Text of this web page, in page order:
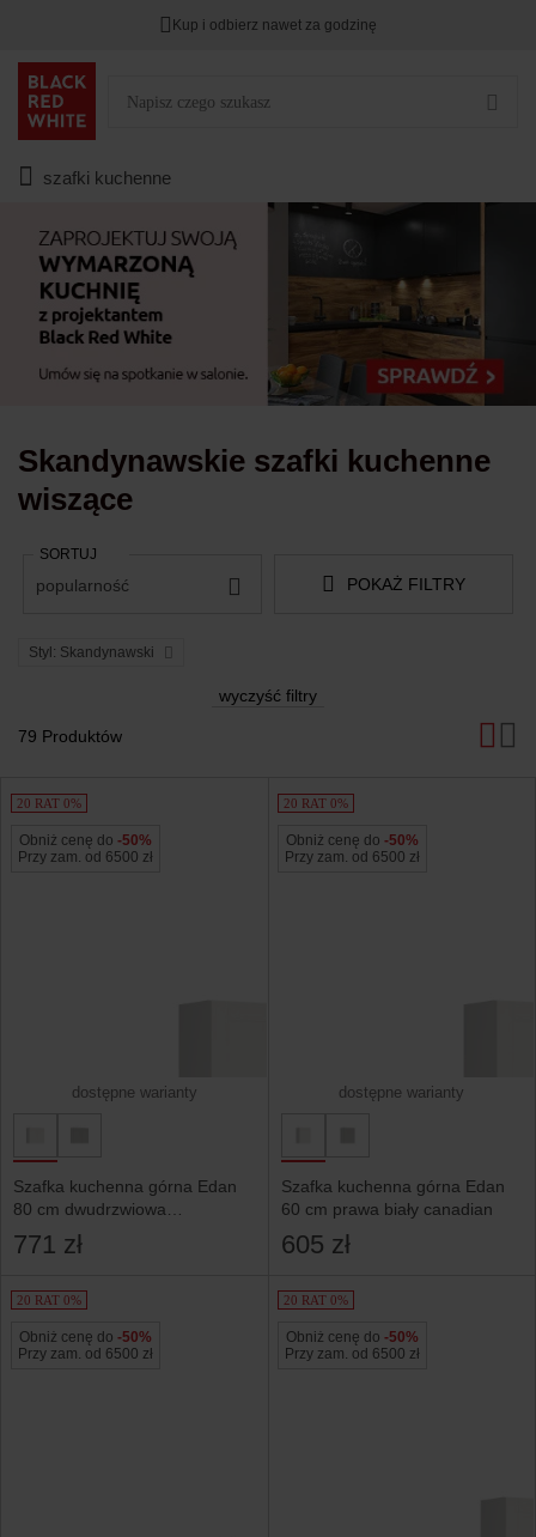
HITY DNIA przy zapisie na Newsletter.
Kup i odbierz nawet za godzinę
szafki kuchenne
Skandynawskie szafki kuchenne
wiszące
79 Produktów
POKAŻ FILTRY
Styl: Skandynawski
wyczyść filtry
SORTUJ
popularność
Produkty
20 RAT 0%
Obniż cenę do -50%
Przy zam. od 6500 zł
dostępne warianty
Szafka kuchenna górna Edan
80 cm dwudrzwiowa
biały canadian
771 zł
20 RAT 0%
Obniż cenę do -50%
Przy zam. od 6500 zł
dostępne warianty
Szafka kuchenna górna Edan
60 cm prawa biały canadian
605 zł
20 RAT 0%
Obniż cenę do -50%
Przy zam. od 6500 zł
20 RAT 0%
Obniż cenę do -50%
Przy zam. od 6500 zł